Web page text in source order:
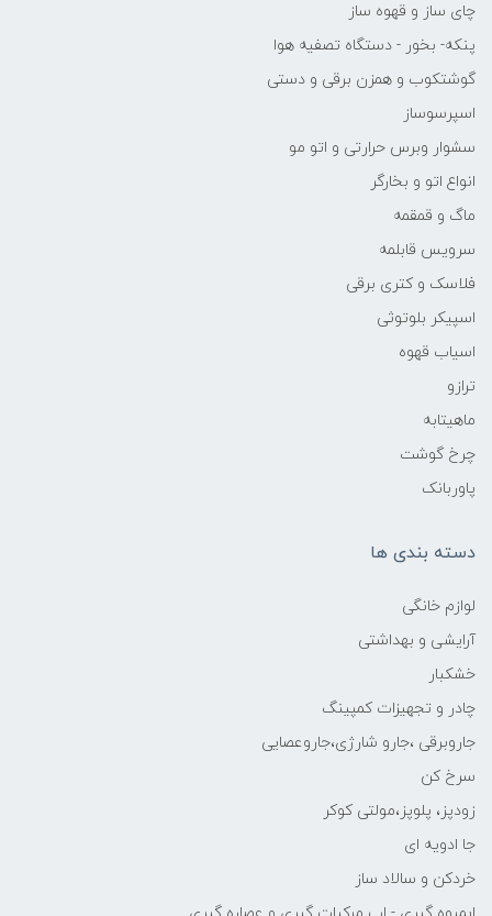
چای ساز و قهوه ساز
پنکه- بخور - دستگاه تصفیه هوا
گوشتکوب و همزن برقی و دستی
اسپرسوساز
سشوار وبرس حرارتی و اتو مو
انواع اتو و بخارگر
ماگ و قمقمه
سرویس قابلمه
فلاسک و کتری برقی
اسپیکر بلوتوثی
اسیاب قهوه
ترازو
ماهیتابه
چرخ گوشت
پاوربانک
دسته بندی ها
لوازم خانگی
آرایشی و بهداشتی
خشکبار
چادر و تجهیزات کمپینگ
جاروبرقی ،جارو شارژی،جاروعصایی
سرخ کن
زودپز، پلوپز،مولتی کوکر
جا ادویه ای
خردکن و سالاد ساز